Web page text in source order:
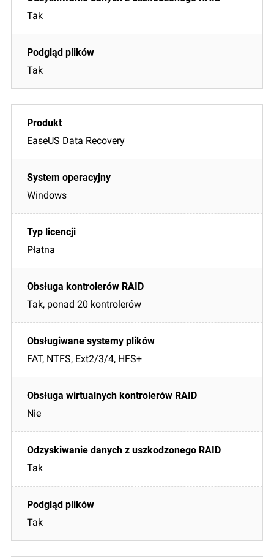
Tak
Tak
EaseUS Data Recovery
Windows
Płatna
Tak, ponad 20 kontrolerów
FAT, NTFS, Ext2/3/4, HFS+
Nie
Tak
Tak